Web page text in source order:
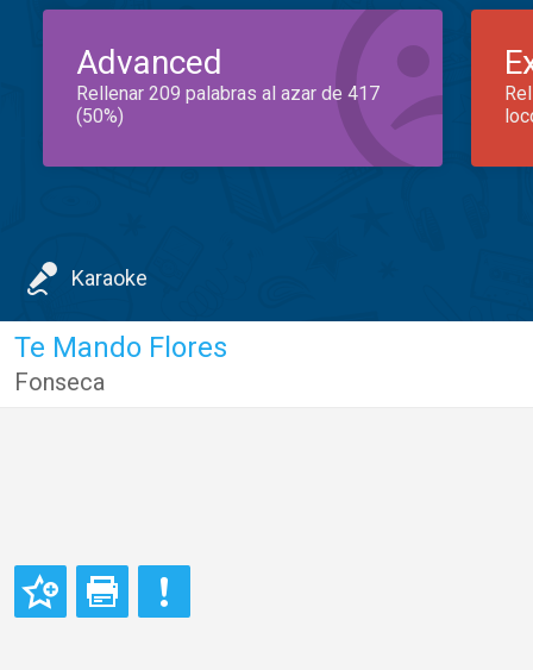
Advanced
Rellenar 209 palabras al azar de 417
(50%)
Karaoke
Te Mando Flores
Fonseca